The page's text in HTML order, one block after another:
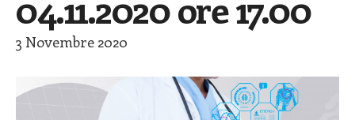
3 Novembre 2020